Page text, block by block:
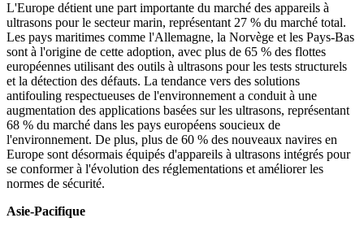
L'Europe détient une part importante du marché des appareils à
ultrasons pour le secteur marin, représentant 27 % du marché total.
Les pays maritimes comme l'Allemagne, la Norvège et les Pays-Bas
sont à l'origine de cette adoption, avec plus de 65 % des flottes
européennes utilisant des outils à ultrasons pour les tests structurels
et la détection des défauts. La tendance vers des solutions
antifouling respectueuses de l'environnement a conduit à une
augmentation des applications basées sur les ultrasons, représentant
68 % du marché dans les pays européens soucieux de
l'environnement. De plus, plus de 60 % des nouveaux navires en
Europe sont désormais équipés d'appareils à ultrasons intégrés pour
se conformer à l'évolution des réglementations et améliorer les
normes de sécurité.
Asie-Pacifique